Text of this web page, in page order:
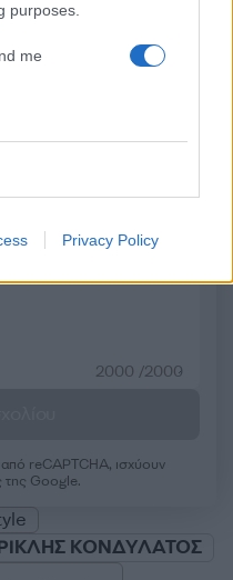
purposes.
me
Privacy Policy
εδώ
50 /50
2000 /2000
reCAPTCHA, ισχύουν
της Google.
ΚΟΝΔΥΛΑΤΟΣ